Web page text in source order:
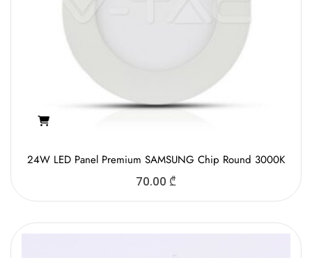
24W LED Panel Premium SAMSUNG Chip Round 3000K
70.00 ₾